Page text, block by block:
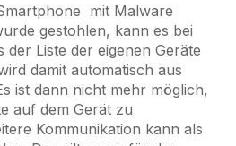
mit Malware
gestohlen, kann es bei
der Liste der eigenen Geräte
damit automatisch aus
ist dann nicht mehr möglich,
auf dem Gerät zu
Kommunikation kann als